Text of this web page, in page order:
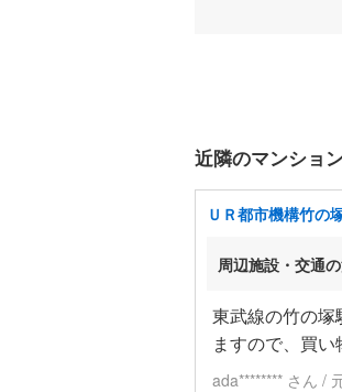
近隣のマンショ
ＵＲ都市機構竹の
周辺施設・交通
東武線の竹の塚
ますので、買
ada******** さん /